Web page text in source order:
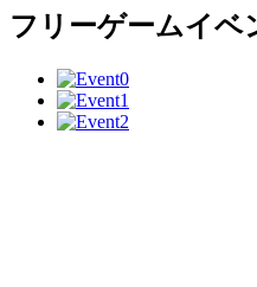
フリーゲームイベ